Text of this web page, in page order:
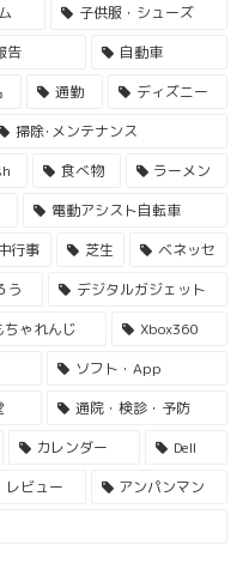
子供服・シューズ
告
自動車
通勤
ディズニー
掃除･メンテナンス
食べ物
ラーメン
電動アシスト自転車
行事 芝生
ベネッセ
う
デジタルガジェット
ちゃれんじ
Xbox360
ソフト・App
通院・検診・予防
カレンダー
Dell
レビュー
アンパンマン